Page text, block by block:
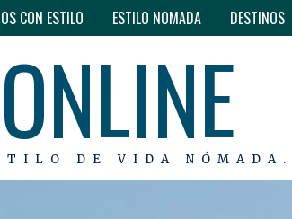
CON ESTILO ESTILO NOMADA DESTINOS
DE VIDA NÓMADA.